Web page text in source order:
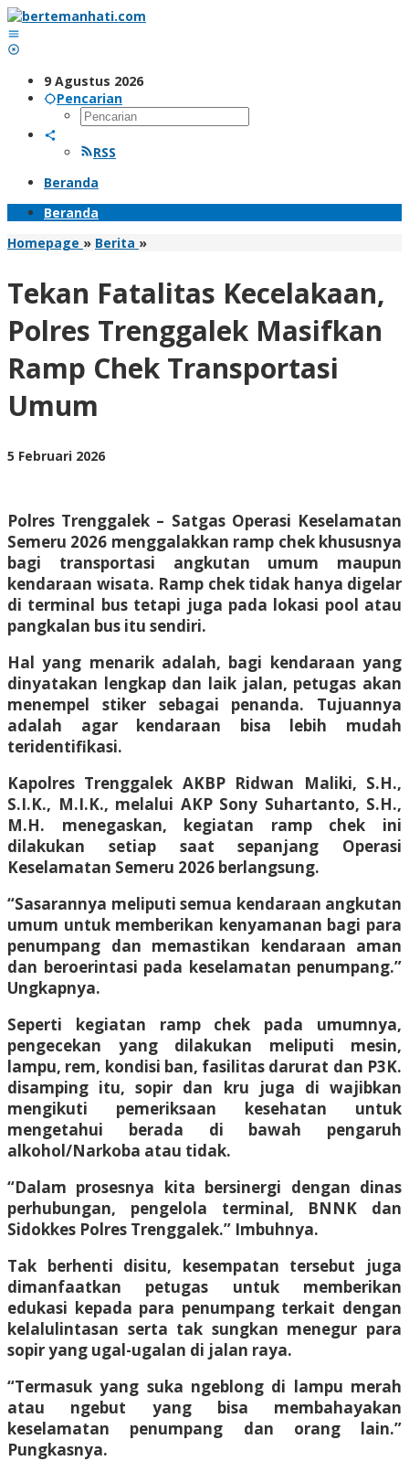
Lewati
ke
konten
9 Agustus 2026
Pencarian
RSS
Beranda
Beranda
Homepage » Berita »Tekan
Polres
Masifkan
Ramp
Chek
Transportasi
Tekan Fatalitas Kecelakaan,
Polres Trenggalek Masifkan
Ramp Chek Transportasi
Umum
5 Februari 2026oleh
Polres Trenggalek – Satgas Operasi Keselamatan
Semeru 2026 menggalakkan ramp chek khususnya
bagi transportasi angkutan umum maupun
kendaraan wisata. Ramp chek tidak hanya digelar
di terminal bus tetapi juga pada lokasi pool atau
pangkalan bus itu sendiri.
Hal yang menarik adalah, bagi kendaraan yang
dinyatakan lengkap dan laik jalan, petugas akan
menempel stiker sebagai penanda. Tujuannya
adalah agar kendaraan bisa lebih mudah
teridentifikasi.
Kapolres Trenggalek AKBP Ridwan Maliki, S.H.,
S.I.K., M.I.K., melalui AKP Sony Suhartanto, S.H.,
M.H. menegaskan, kegiatan ramp chek ini
dilakukan setiap saat sepanjang Operasi
Keselamatan Semeru 2026 berlangsung.
“Sasarannya meliputi semua kendaraan angkutan
umum untuk memberikan kenyamanan bagi para
penumpang dan memastikan kendaraan aman
dan beroerintasi pada keselamatan penumpang.”
Ungkapnya.
Seperti kegiatan ramp chek pada umumnya,
pengecekan yang dilakukan meliputi mesin,
lampu, rem, kondisi ban, fasilitas darurat dan P3K.
disamping itu, sopir dan kru juga di wajibkan
mengikuti pemeriksaan kesehatan untuk
mengetahui berada di bawah pengaruh
alkohol/Narkoba atau tidak.
“Dalam prosesnya kita bersinergi dengan dinas
perhubungan, pengelola terminal, BNNK dan
Sidokkes Polres Trenggalek.” Imbuhnya.
Tak berhenti disitu, kesempatan tersebut juga
dimanfaatkan petugas untuk memberikan
edukasi kepada para penumpang terkait dengan
kelalulintasan serta tak sungkan menegur para
sopir yang ugal-ugalan di jalan raya.
“Termasuk yang suka ngeblong di lampu merah
atau ngebut yang bisa membahayakan
keselamatan penumpang dan orang lain.”
Pungkasnya.